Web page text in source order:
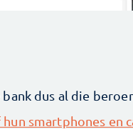
dus al die
smartphones en